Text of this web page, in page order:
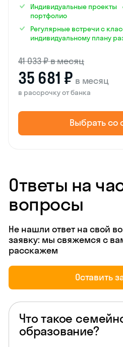
Индивидуальные проекты
портфолио
Регулярные встречи с
индивидуальному плану
41 033 ₽ в месяц
35 681 ₽ в месяц
в рассрочку от банка
Выбрать со
Ответы на
вопросы
Не нашли ответ на свой
заявку: мы свяжемся с
расскажем
Оставить
Что такое
образование?